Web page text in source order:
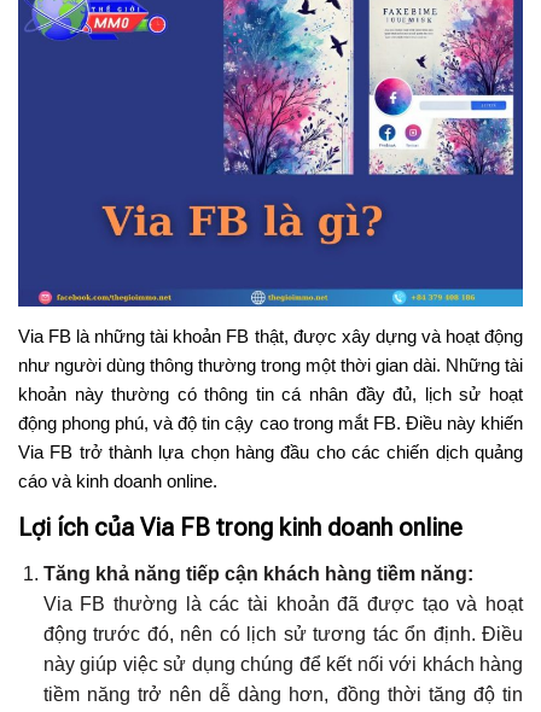
Via FB là những tài khoản FB thật, được xây dựng và hoạt động
như người dùng thông thường trong một thời gian dài. Những tài
khoản này thường có thông tin cá nhân đầy đủ, lịch sử hoạt
động phong phú, và độ tin cậy cao trong mắt FB. Điều này khiến
Via FB trở thành lựa chọn hàng đầu cho các chiến dịch quảng
cáo và kinh doanh online.
Lợi ích của Via FB trong kinh doanh online
Tăng khả năng tiếp cận khách hàng tiềm năng:
Via FB thường là các tài khoản đã được tạo và hoạt
động trước đó, nên có lịch sử tương tác ổn định. Điều
này giúp việc sử dụng chúng để kết nối với khách hàng
tiềm năng trở nên dễ dàng hơn, đồng thời tăng độ tin